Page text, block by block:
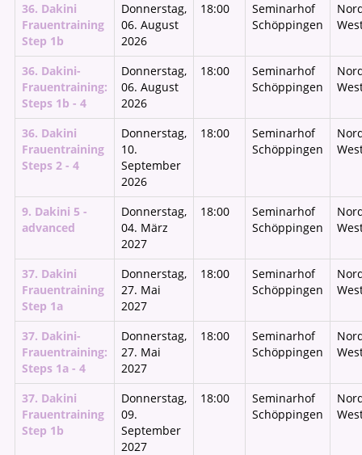
36. Dakini
Frauentraining
Step 1b
Donnerstag,
06. August
2026
18:00
Seminarhof
Schöppingen
36. Dakini-
Frauentraining:
Steps 1b - 4
Donnerstag,
06. August
2026
18:00
Seminarhof
Schöppingen
36. Dakini
Frauentraining
Steps 2 - 4
Donnerstag,
10.
September
2026
18:00
Seminarhof
Schöppingen
9. Dakini 5 -
advanced
Donnerstag,
04. März
2027
18:00
Seminarhof
Schöppingen
37. Dakini
Frauentraining
Step 1a
Donnerstag,
27. Mai
2027
18:00
Seminarhof
Schöppingen
37. Dakini-
Frauentraining:
Steps 1a - 4
Donnerstag,
27. Mai
2027
18:00
Seminarhof
Schöppingen
37. Dakini
Frauentraining
Step 1b
Donnerstag,
09.
September
2027
18:00
Seminarhof
Schöppingen